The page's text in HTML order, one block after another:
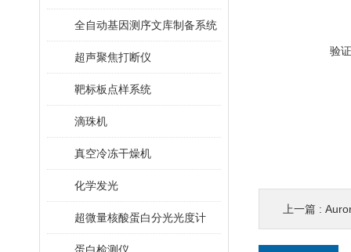
全自动基因测序文库制备系统
超声聚焦打断仪
靶标板点样系统
滴珠机
真空冷冻干燥机
化学发光
超微量核酸蛋白分光光度计
验
上一篇 :